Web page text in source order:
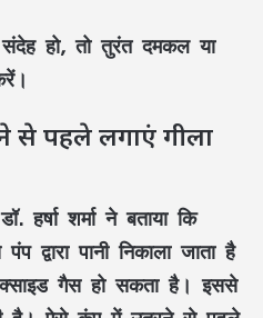
हो, तो तुरंत दमकल या
से पहले लगाएं गीला
हर्षा शर्मा ने बताया कि
पानी निकाला जाता है
गैस हो सकता है। इससे